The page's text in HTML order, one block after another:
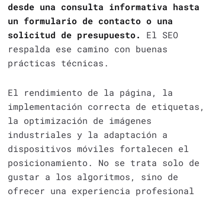
desde una consulta informativa hasta
un formulario de contacto o una
solicitud de presupuesto.
El SEO
respalda ese camino con buenas
prácticas técnicas.
El rendimiento de la página, la
implementación correcta de etiquetas,
la optimización de imágenes
industriales y la adaptación a
dispositivos móviles fortalecen el
posicionamiento. No se trata solo de
gustar a los algoritmos, sino de
ofrecer una experiencia profesional